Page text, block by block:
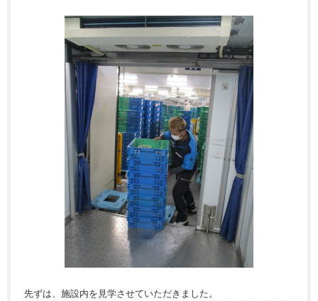
先ずは、施設内を見学させていただきました。